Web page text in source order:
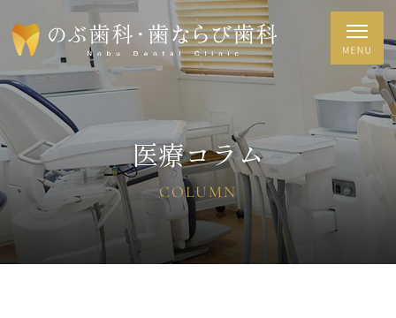
医療コラム
COLUMN